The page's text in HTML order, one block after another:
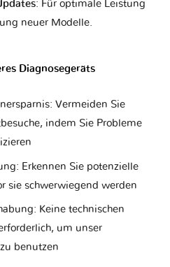
Porsche Proton
Rolls
Royce
Rover
Saturn Scion
: Für optimale Leistung
neuer Modelle.
Diagnosegeräts
Vermeiden Sie
indem Sie Probleme
Erkennen Sie potenzielle
sie schwerwiegend werden
Keine technischen
um unser
benutzen